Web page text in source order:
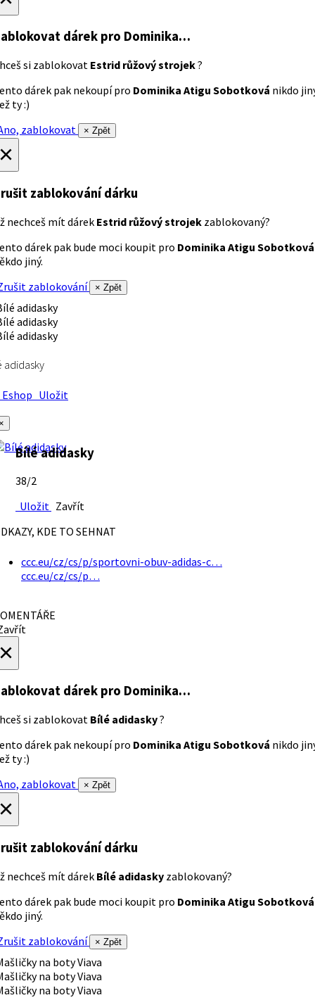
dárek pro Dominika…
si zablokovat Estrid růžový strojek?
dárek pak nekoupí pro Dominika Atigu Sobotková nikdo
ty :)
zablokovat
× Zpět
zablokování dárku
nechceš mít dárek Estrid růžový strojek zablokovaný?
dárek pak bude moci koupit pro Dominika Atigu Sobotková
jiný.
zablokování
× Zpět
adidasky
Uložit
Bílé adidasky
38/2
Uložit Zavřít
KDE TO SEHNAT
ccc.eu/cz/cs/p/sportovni-obuv-adidas-c…
ccc.eu/cz/cs/p…
dárek pro Dominika…
si zablokovat Bílé adidasky?
dárek pak nekoupí pro Dominika Atigu Sobotková nikdo
ty :)
zablokovat
× Zpět
zablokování dárku
nechceš mít dárek Bílé adidasky zablokovaný?
dárek pak bude moci koupit pro Dominika Atigu Sobotková
jiný.
zablokování
× Zpět